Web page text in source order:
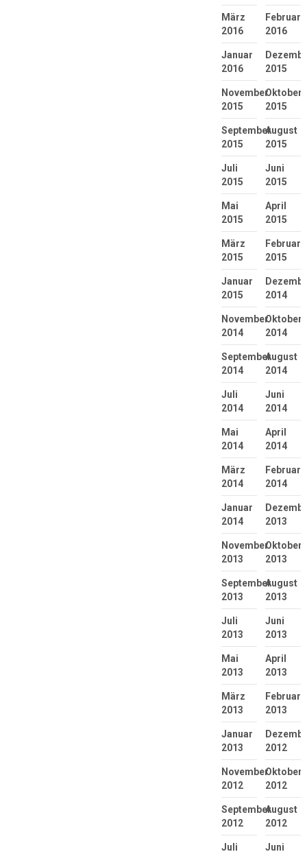
März
2016
Februar
2016
Januar
2016
2015
November
2015
Oktober
2015
September
2015
August
2015
Juli
2015
Juni
2015
Mai
2015
April
2015
März
2015
Februar
2015
Januar
2015
2014
November
2014
Oktober
2014
September
2014
August
2014
Juli
2014
Juni
2014
Mai
2014
April
2014
März
2014
Februar
2014
Januar
2014
2013
November
2013
Oktober
2013
September
2013
August
2013
Juli
2013
Juni
2013
Mai
2013
April
2013
März
2013
Februar
2013
Januar
2013
2012
November
2012
Oktober
2012
September
2012
August
2012
Juli
Juni